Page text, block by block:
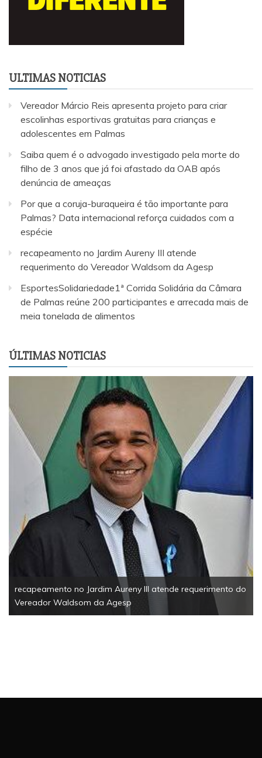
ULTIMAS NOTICIAS
Vereador Márcio Reis apresenta projeto para criar
escolinhas esportivas gratuitas para crianças e
adolescentes em Palmas
Saiba quem é o advogado investigado pela morte do
filho de 3 anos que já foi afastado da OAB após
denúncia de ameaças
Por que a coruja-buraqueira é tão importante para
Palmas? Data internacional reforça cuidados com a
espécie
recapeamento no Jardim Aureny III atende
requerimento do Vereador Waldsom da Agesp
EsportesSolidariedade1ª Corrida Solidária da Câmara
de Palmas reúne 200 participantes e arrecada mais de
meia tonelada de alimentos
ÚLTIMAS NOTICIAS
recapeamento no Jardim Aureny III atende requerimento do
Vereador Waldsom da Agesp